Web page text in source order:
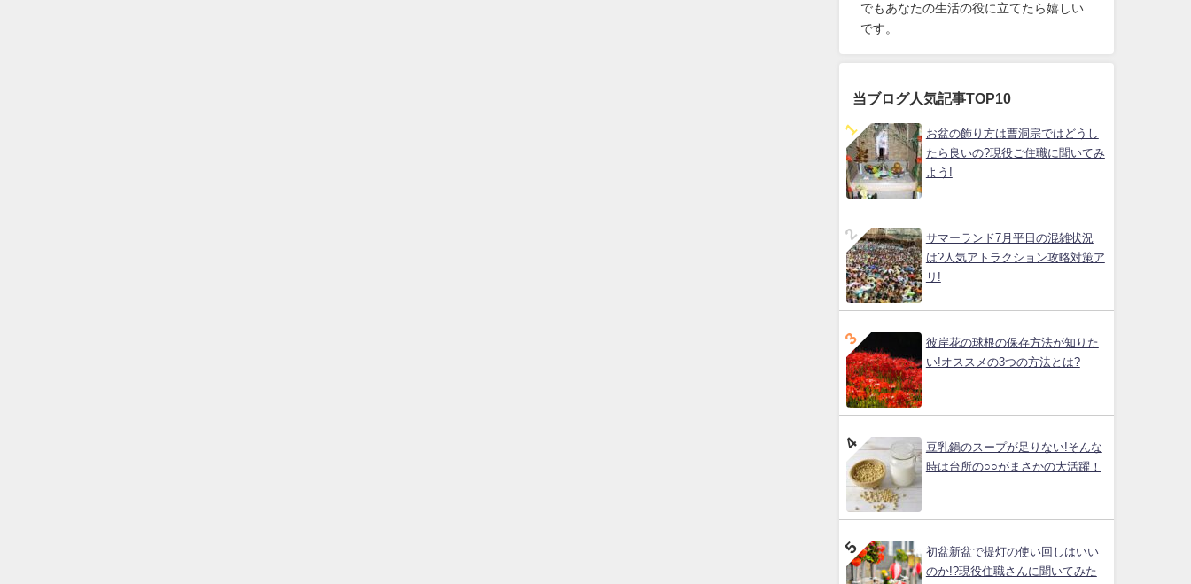
でもあなたの生活の役に立てたら嬉しい
です。
当ブログ人気記事TOP10
お盆の飾り方は曹洞宗ではどうし
たら良いの?現役ご住職に聞いてみ
よう!
サマーランド7月平日の混雑状況
は?人気アトラクション攻略対策ア
リ!
彼岸花の球根の保存方法が知りた
い!オススメの3つの方法とは?
豆乳鍋のスープが足りない!そんな
時は台所の○○がまさかの大活躍！
初盆新盆で提灯の使い回しはいい
のか!?現役住職さんに聞いてみた